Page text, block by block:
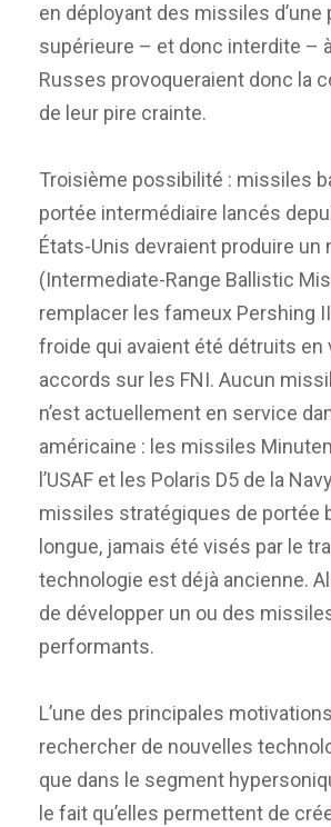
en déployant des missiles d’une
supérieure – et donc interdite –
Russes provoqueraient donc la
de leur pire crainte.
Troisième possibilité : missiles
portée intermédiaire lancés
États-Unis devraient produire un
(Intermediate-Range Ballistic
remplacer les fameux Pershing
froide qui avaient été détruits en
accords sur les FNI. Aucun
n’est actuellement en service
américaine : les missiles
l’USAF et les Polaris D5 de la
missiles stratégiques de portée
longue, jamais été visés par le
technologie est déjà ancienne.
de développer un ou des
performants.
L’une des principales
rechercher de nouvelles
que dans le segment
le fait qu’elles permettent de